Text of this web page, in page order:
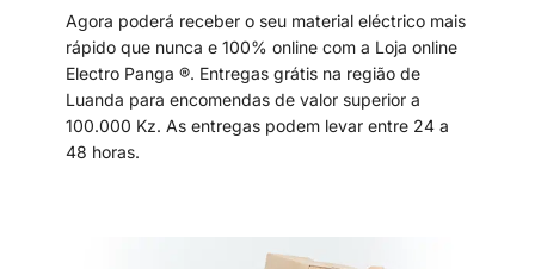
Agora poderá receber o seu material eléctrico mais
rápido que nunca e 100% online com a Loja online
Electro Panga ®. Entregas grátis na região de
Luanda para encomendas de valor superior a
100.000 Kz. As entregas podem levar entre 24 a
48 horas.